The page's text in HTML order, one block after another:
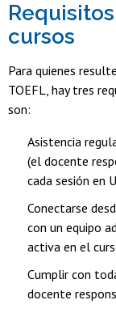
cursos
Para quienes
TOEFL, hay tres
son:
Asistencia
(el docente
cada sesión en
Conectarse
con un equipo
activa en el
Cumplir con
docente